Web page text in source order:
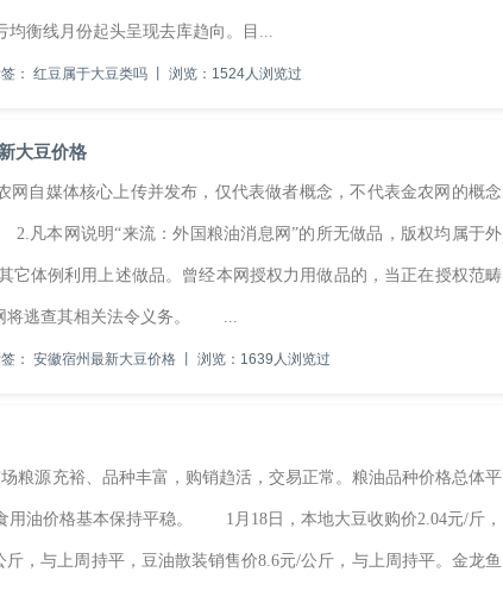
均衡线月份起头呈现去库趋向。目...
： 红豆属于大豆类吗 浏览：1524人浏览过
大豆价格
自媒体核心上传并发布，仅代表做者概念，不代表金农网的概念
本网说明“来流：外国粮油消息网”的所无做品，版权均属于外
它体例利用上述做品。曾经本网授权力用做品的，当正在授权范畴
网将逃查其相关法令义务。 ...
： 安徽宿州最新大豆价格 浏览：1639人浏览过
源充裕、品种丰富，购销趋活，交易正常。粮油品种价格总体平
用油价格基本保持平稳。 1月18日，本地大豆收购价2.04元/斤，
，与上周持平，豆油散装销售价8.6元/公斤，与上周持平。金龙鱼